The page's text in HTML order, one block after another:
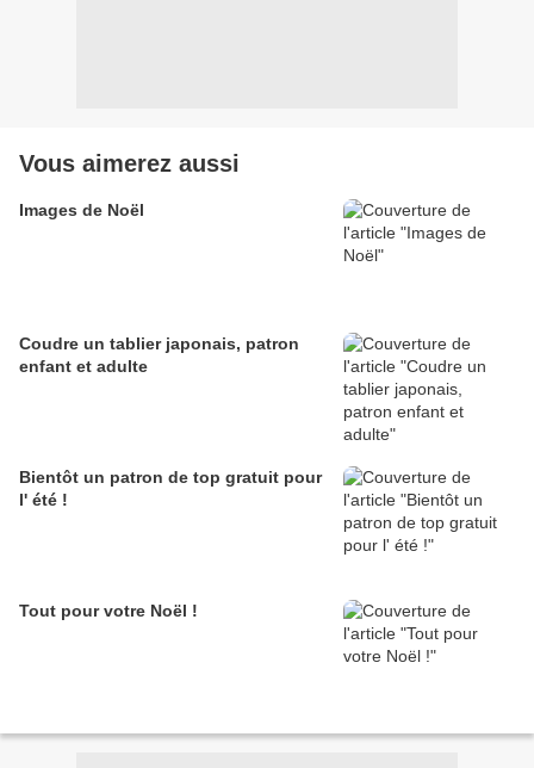
Vous aimerez aussi
Images de Noël
Coudre un tablier japonais, patron
enfant et adulte
Bientôt un patron de top gratuit pour
l' été !
Tout pour votre Noël !